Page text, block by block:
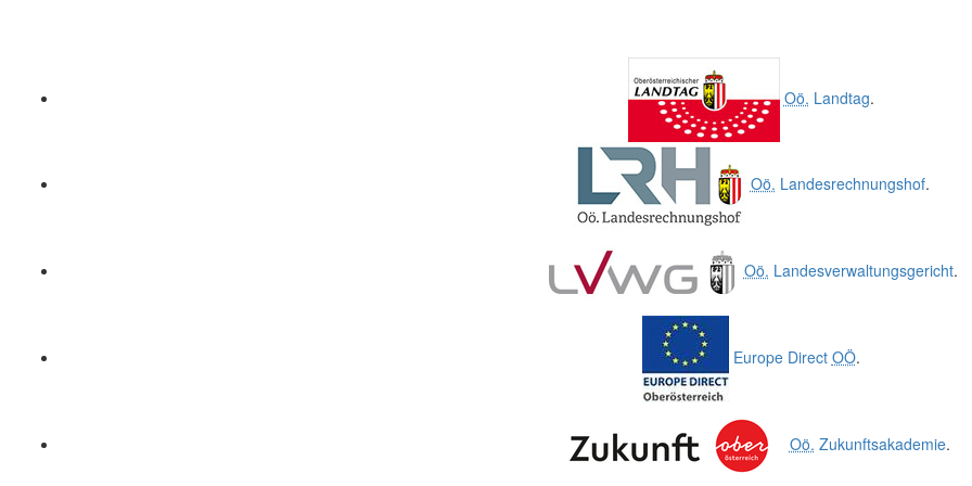
Oö. Landtag.
Oö. Landesrechnungshof.
Oö. Landesverwaltungsgericht.
Europe Direct OÖ.
Oö. Zukunftsakademie.